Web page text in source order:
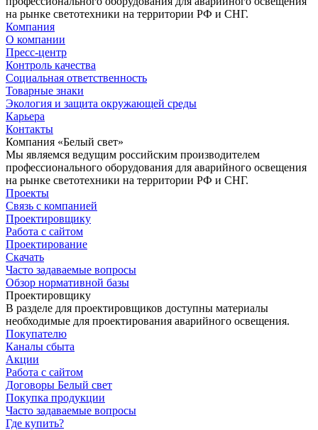
на рынке светотехники на территории РФ и СНГ.
Компания
О компании
Пресс-центр
Контроль качества
Социальная ответственность
Товарные знаки
Экология и защита окружающей среды
Карьера
Контакты
Компания «Белый свет»
Мы являемся ведущим российским производителем
профессионального оборудования для аварийного освещения
на рынке светотехники на территории РФ и СНГ.
Проекты
Связь с компанией
Проектировщику
Работа с сайтом
Проектирование
Скачать
Часто задаваемые вопросы
Обзор нормативной базы
Проектировщику
В разделе для проектировщиков доступны материалы
необходимые для проектирования аварийного освещения.
Покупателю
Каналы сбыта
Акции
Работа с сайтом
Договоры Белый свет
Покупка продукции
Часто задаваемые вопросы
Где купить?